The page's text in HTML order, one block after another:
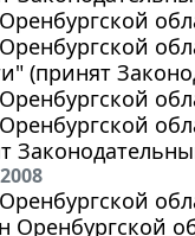
(принят
Оренбургской